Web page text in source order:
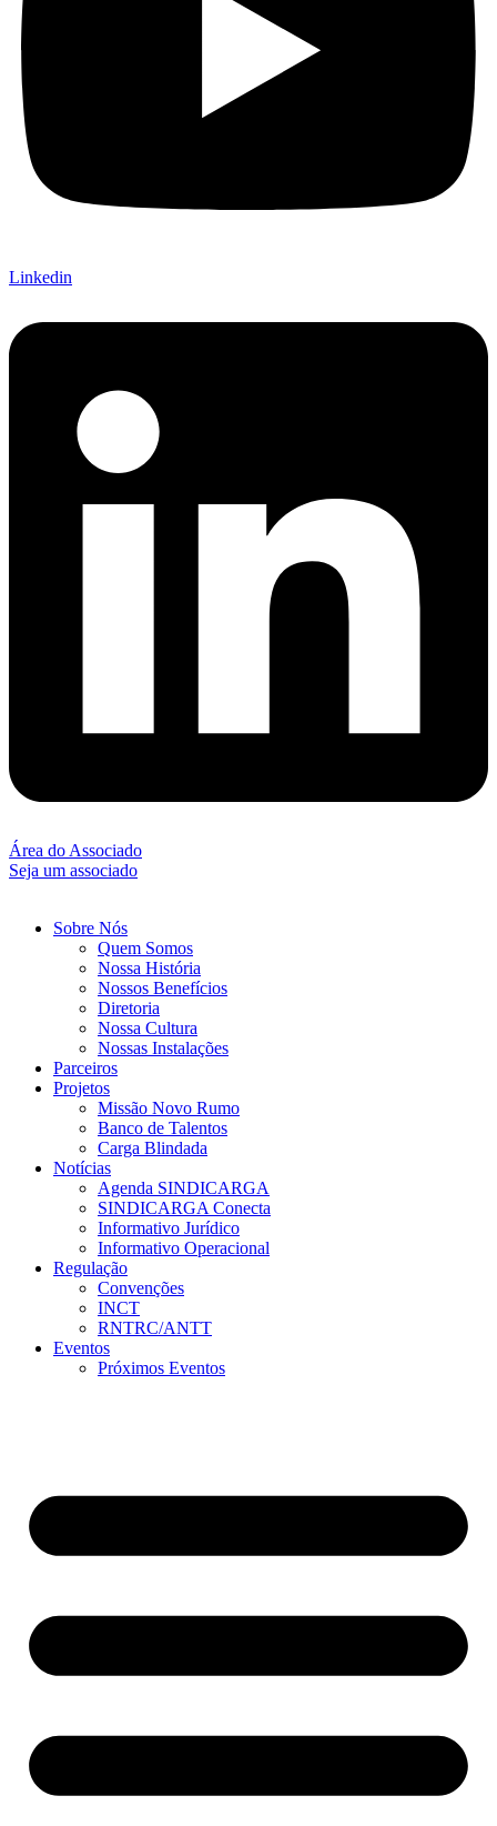
Linkedin
Área do Associado
Seja um associado
Sobre Nós
Quem Somos
Nossa História
Nossos Benefícios
Diretoria
Nossa Cultura
Nossas Instalações
Parceiros
Projetos
Missão Novo Rumo
Banco de Talentos
Carga Blindada
Notícias
Agenda SINDICARGA
SINDICARGA Conecta
Informativo Jurídico
Informativo Operacional
Regulação
Convenções
INCT
RNTRC/ANTT
Eventos
Próximos Eventos